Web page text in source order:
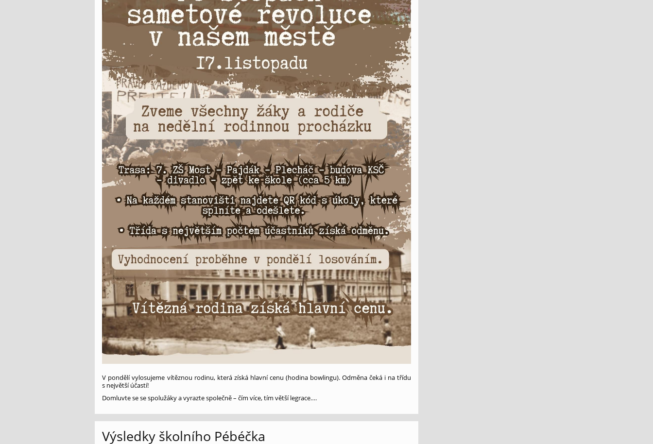
V pondělí vylosujeme vítěznou rodinu, která získá hlavní cenu (hodina bowlingu). Odměna čeká i na třídu
s největší účastí!
Domluvte se se spolužáky a vyrazte společně – čím více, tím větší legrace….
Výsledky školního Pébéčka